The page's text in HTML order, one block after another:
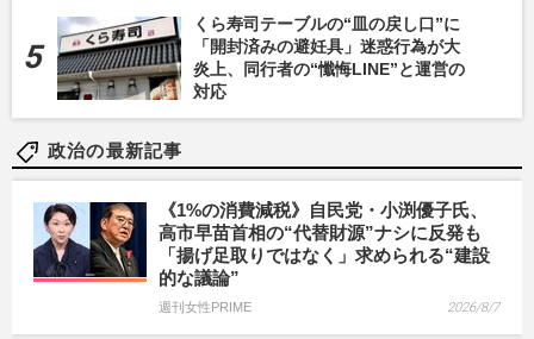
くら寿司テーブルの“皿の戻し口”に
「開封済みの避妊具」迷惑行為が大
炎上、同行者の“懺悔LINE”と運営の
対応
政治の最新記事
《1%の消費減税》自民党・小渕優子氏、
高市早苗首相の“代替財源”ナシに反発も
「揚げ足取りではなく」求められる“建設
的な議論”
週刊女性PRIME 2026/8/7